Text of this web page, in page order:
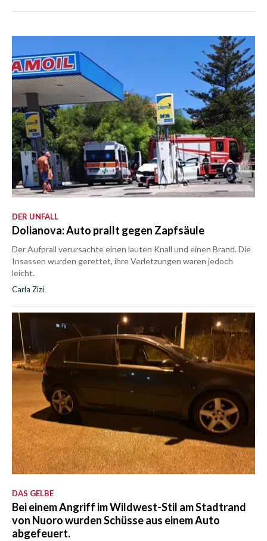
DER UNFALL
Dolianova: Auto prallt gegen Zapfsäule
Der Aufprall verursachte einen lauten Knall und einen Brand. Die
Insassen wurden gerettet, ihre Verletzungen waren jedoch
leicht.
Carla Zizi
DAS GELBE
Bei einem Angriff im Wildwest-Stil am Stadtrand
von Nuoro wurden Schüsse aus einem Auto
abgefeuert.